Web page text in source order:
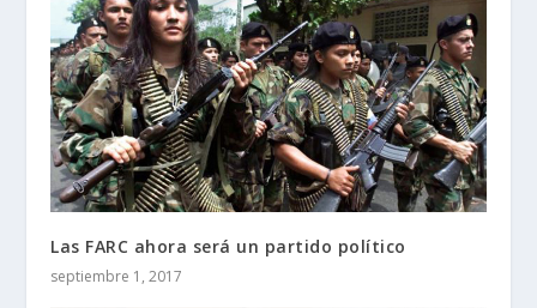
Las FARC ahora será un partido político
septiembre 1, 2017